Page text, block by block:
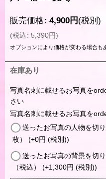
販売価格: 4,900円 (税別)
(税込: 5,390円)
オプションにより価格が変わる場合も
在庫あり
写真名刺に載せるお写真を
さい
写真名刺に載せるお写真を
送ったお写真の人物を切
枚） (+0円 (税別))
送ったお写真の背景を切
（税込） (+1,300円 (税別))